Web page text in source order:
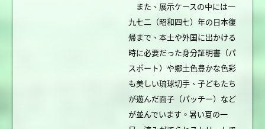
また、展示ケースの中には一
九七二（昭和四七）年の日本復
帰まで、本土や外国に出かける
時に必要だった身分証明書（パ
スポート）や郷土色豊かな色彩
も美しい琉球切手、子どもたち
が遊んだ面子（パッチー）など
が並んでいます。暑い夏の一